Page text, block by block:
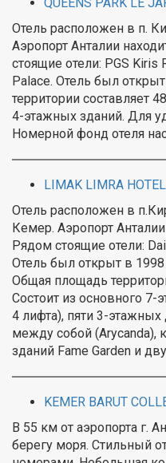
Отель расположен в п.
Аэропорт Анталии
стоящие отели: PGS Kiris
Palace. Отель был
территории составляет
4-этажных зданий. Для
Номерной фонд отеля
LIMAK LIMRA
Отель расположен в
Кемер. Аэропорт
Рядом стоящие отели:
Отель был открыт в 1998
Общая площадь
Состоит из основного 7-
4 лифта), пяти 3-
между собой (Arycanda),
зданий Fame Garden и
KEMER BARUT
В 55 км от аэропорта г.
берегу моря. Стильный